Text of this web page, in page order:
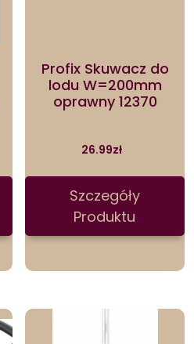
Profix Skuwacz do
lodu W=200mm
oprawny 12370
26.99zł
Szczegóły
Produktu